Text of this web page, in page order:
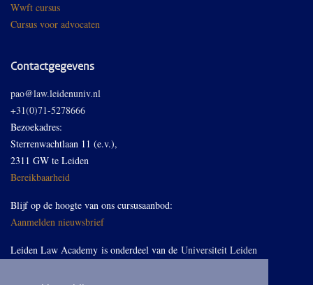
Wwft cursus
Cursus voor advocaten
Contactgegevens
pao@law.leidenuniv.nl
+31(0)71-5278666
Bezoekadres:
Sterrenwachtlaan 11 (e.v.),
2311 GW te Leiden
Bereikbaarheid
Blijf op de hoogte van ons cursusaanbod:
Aanmelden nieuwsbrief
Leiden Law Academy is onderdeel van de Universiteit Leiden